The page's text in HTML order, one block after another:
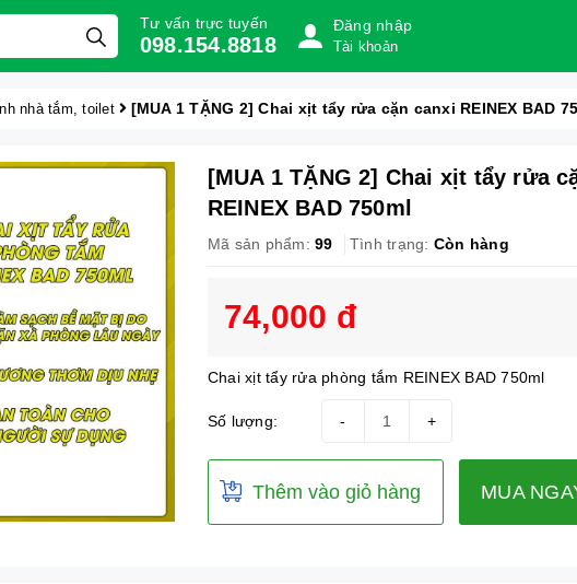
Tư vấn trực tuyến
098.154.8818
Đăng nhập
Tài khoản
nhà tắm, toilet [MUA 1 TẶNG 2] Chai xịt tẩy rửa cặn canxi REINEX BAD
[MUA 1 TẶNG 2] Chai xịt tẩy rửa
REINEX BAD 750ml
Mã sản phẩm: 99 Tình trạng: Còn hàng
74,000 đ
Chai xịt tẩy rửa phòng tắm REINEX BAD 750ml
Số lượng: +
-
Thêm vào giỏ hàng MUA